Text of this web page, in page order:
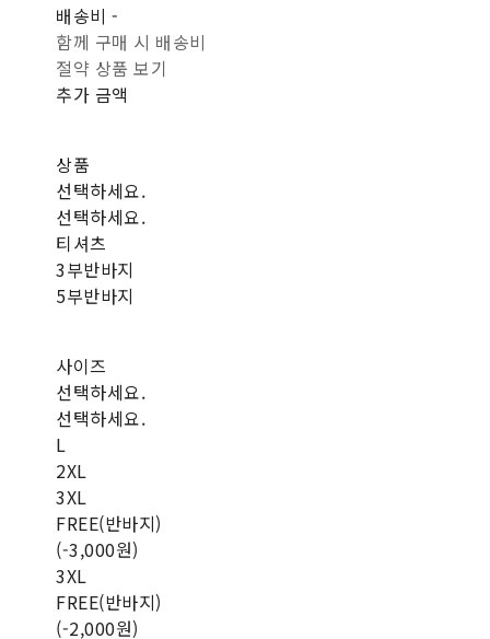
배송비-
함께 구매 시 배송비
절약 상품 보기
추가 금액
상품
선택하세요.
선택하세요.
티셔츠
3부반바지
5부반바지
사이즈
선택하세요.
선택하세요.
L
2XL
3XL
FREE(반바지)
(-3,000원)
3XL
FREE(반바지)
(-2,000원)